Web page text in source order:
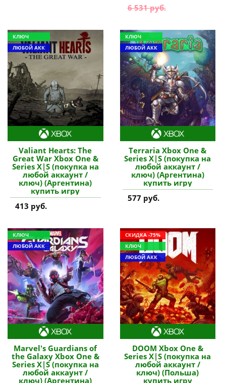
6 531 руб.
КЛЮЧ
ЛЮБОЙ АКК
Valiant Hearts: The
Great War Xbox One &
Series X|S (покупка на
любой аккаунт /
ключ) (Аргентина)
купить игру
413 руб.
КЛЮЧ
ЛЮБОЙ АКК
Terraria Xbox One &
Series X|S (покупка на
любой аккаунт /
ключ) (Аргентина)
купить игру
577 руб.
КЛЮЧ
ЛЮБОЙ АКК
Marvel's Guardians of
the Galaxy Xbox One &
Series X|S (покупка на
любой аккаунт /
ключ) (Аргентина)
СКИДКА -75%
КЛЮЧ
ЛЮБОЙ АКК
DOOM Xbox One &
Series X|S (покупка на
любой аккаунт /
ключ) (Польша)
купить игру